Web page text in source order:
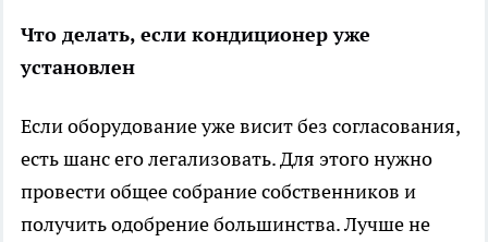
Что делать, если кондиционер уже
установлен
Если оборудование уже висит без согласования,
есть шанс его легализовать. Для этого нужно
провести общее собрание собственников и
получить одобрение большинства. Лучше не